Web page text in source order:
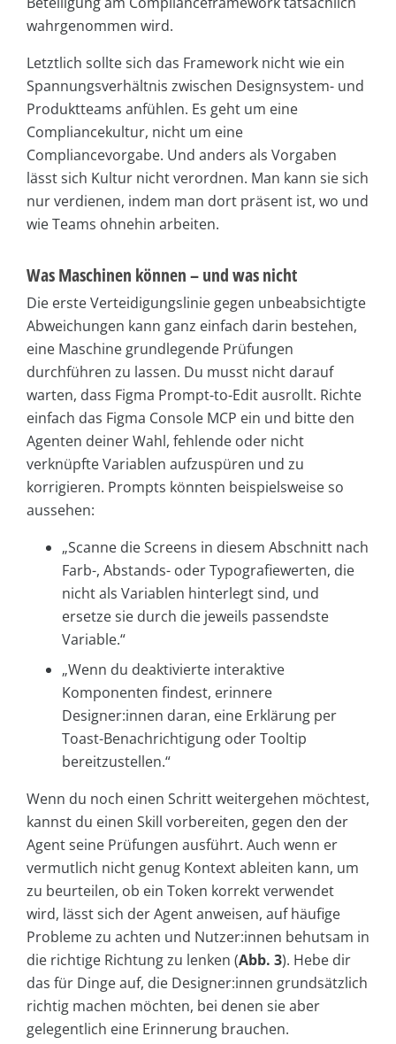
wahrgenommen wird.
Letztlich sollte sich das Framework nicht wie ein
Spannungsverhältnis zwischen Designsystem- und
Produktteams anfühlen. Es geht um eine
Compliancekultur, nicht um eine
Compliancevorgabe. Und anders als Vorgaben
lässt sich Kultur nicht verordnen. Man kann sie sich
nur verdienen, indem man dort präsent ist, wo und
wie Teams ohnehin arbeiten.
Was Maschinen können – und was nicht
Die erste Verteidigungslinie gegen unbeabsichtigte
Abweichungen kann ganz einfach darin bestehen,
eine Maschine grundlegende Prüfungen
durchführen zu lassen. Du musst nicht darauf
warten, dass Figma Prompt-to-Edit ausrollt. Richte
einfach das Figma Console MCP ein und bitte den
Agenten deiner Wahl, fehlende oder nicht
verknüpfte Variablen aufzuspüren und zu
korrigieren. Prompts könnten beispielsweise so
aussehen:
„Scanne die Screens in diesem Abschnitt nach
Farb-, Abstands- oder Typografiewerten, die
nicht als Variablen hinterlegt sind, und
ersetze sie durch die jeweils passendste
Variable.“
„Wenn du deaktivierte interaktive
Komponenten findest, erinnere
Designer:innen daran, eine Erklärung per
Toast-Benachrichtigung oder Tooltip
bereitzustellen.“
Wenn du noch einen Schritt weitergehen möchtest,
kannst du einen Skill vorbereiten, gegen den der
Agent seine Prüfungen ausführt. Auch wenn er
vermutlich nicht genug Kontext ableiten kann, um
zu beurteilen, ob ein Token korrekt verwendet
wird, lässt sich der Agent anweisen, auf häufige
Probleme zu achten und Nutzer:innen behutsam in
die richtige Richtung zu lenken (Abb. 3). Hebe dir
das für Dinge auf, die Designer:innen grundsätzlich
richtig machen möchten, bei denen sie aber
gelegentlich eine Erinnerung brauchen.